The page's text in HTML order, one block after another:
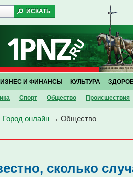
Спорт Общество Проиcшествия
И ФИНАНСЫ КУЛЬТУРА
Город онлайн → Общество
сколько